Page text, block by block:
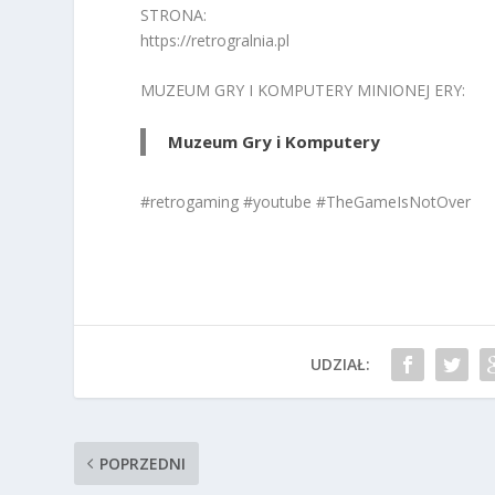
STRONA:
https://retrogralnia.pl
MUZEUM GRY I KOMPUTERY MINIONEJ ERY:
Muzeum Gry i Komputery
#retrogaming #youtube #TheGameIsNotOver
UDZIAŁ:
POPRZEDNI